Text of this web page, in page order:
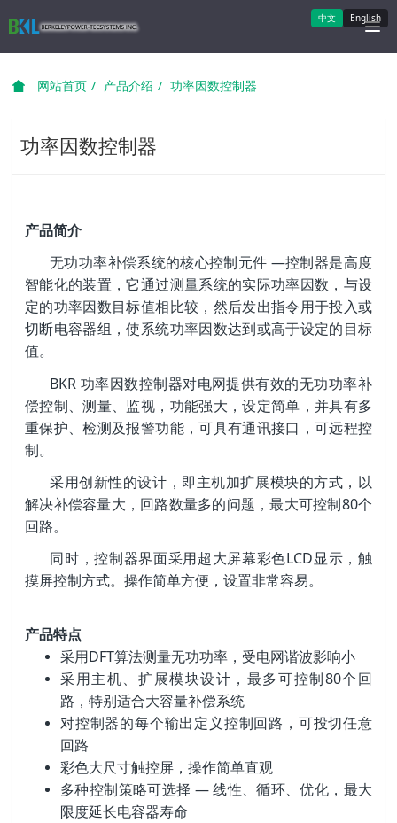
中文 English
网站首页 产品介绍 功率因数控制器
功率因数控制器
产品简介
无功功率补偿系统的核心控制元件 —控制器是高度
智能化的装置，它通过测量系统的实际功率因数，与设
定的功率因数目标值相比较，然后发出指令用于投入或
切断电容器组，使系统功率因数达到或高于设定的目标
值。
BKR 功率因数控制器对电网提供有效的无功功率补
偿控制、测量、监视， 功能强大，设定简单，并具有多
重保护、检测及报警功能，可具有通讯接口， 可远程控
制。
采用创新性的设计，即主机加扩展模块的方式，以
解决补偿容量大，回路数量多的问题，最大可控制80个
回路。
同时，控制器界面采用超大屏幕彩色LCD显示，触
摸屏控制方式。操作简单方便，设置非常容易。
产品特点
采用DFT算法测量无功功率，受电网谐波影响小
采用主机、扩展模块设计，最多可控制80个回
路，特别适合大容量补偿系统
对控制器的每个输出定义控制回路，可投切任意
回路
彩色大尺寸触控屏，操作简单直观
多种控制策略可选择 — 线性、循环、优化，最大
限度延长电容器寿命